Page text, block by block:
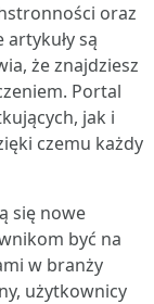
oraz
są
że znajdziesz
Portal
jak i
czemu każdy
się nowe
być na
w branży
użytkownicy